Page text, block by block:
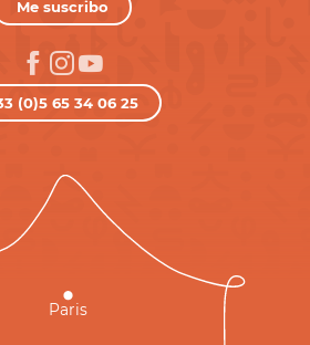
Me suscribo
(0)5 65 34 06 25
Paris